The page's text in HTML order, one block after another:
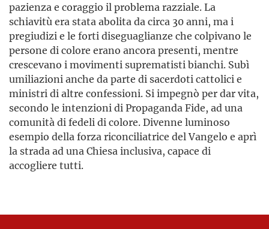
pazienza e coraggio il problema razziale. La
schiavitù era stata abolita da circa 30 anni, ma i
pregiudizi e le forti diseguaglianze che colpivano le
persone di colore erano ancora presenti, mentre
crescevano i movimenti suprematisti bianchi. Subì
umiliazioni anche da parte di sacerdoti cattolici e
ministri di altre confessioni. Si impegnò per dar vita,
secondo le intenzioni di Propaganda Fide, ad una
comunità di fedeli di colore. Divenne luminoso
esempio della forza riconciliatrice del Vangelo e aprì
la strada ad una Chiesa inclusiva, capace di
accogliere tutti.